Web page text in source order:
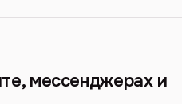
мессенджерах и